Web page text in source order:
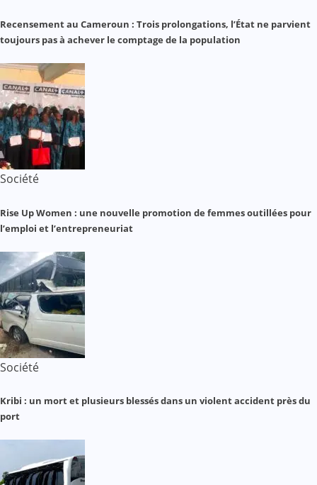
Recensement au Cameroun : Trois prolongations, l’État ne parvient
toujours pas à achever le comptage de la population
Société
Rise Up Women : une nouvelle promotion de femmes outillées pour
l’emploi et l’entrepreneuriat
Société
Kribi : un mort et plusieurs blessés dans un violent accident près du
port